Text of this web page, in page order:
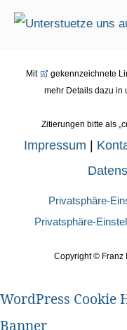
Mit
gekennzeichnete
mehr Details dazu in
Zitierungen bitte als
Impressum |
Privatsphäre-
Privatsphäre-
Copyright © Franz
WordPress Cookie
Banner